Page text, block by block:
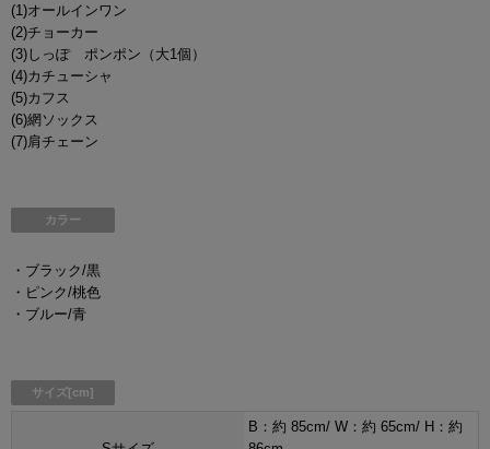
(1)オールインワン
(2)チョーカー
(3)しっぽ ポンポン（大1個）
(4)カチューシャ
(5)カフス
(6)網ソックス
(7)肩チェーン
カラー
・ブラック/黒
・ピンク/桃色
・ブルー/青
サイズ[cm]
B：約 85cm/ W：約 65cm/ H：約